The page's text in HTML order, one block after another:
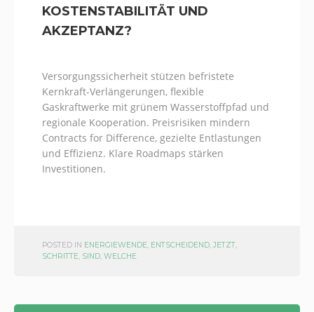
KOSTENSTABILITÄT UND
AKZEPTANZ?
Versorgungssicherheit stützen befristete
Kernkraft-Verlängerungen, flexible
Gaskraftwerke mit grünem Wasserstoffpfad und
regionale Kooperation. Preisrisiken mindern
Contracts for Difference, gezielte Entlastungen
und Effizienz. Klare Roadmaps stärken
Investitionen.
POSTED IN ENERGIEWENDE, ENTSCHEIDEND, JETZT,
SCHRITTE, SIND, WELCHE